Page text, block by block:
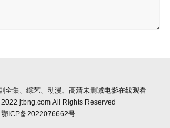
全集、综艺、动漫、高清未删减电影在线观看
jtbng.com All Rights Reserved
鄂ICP备2022076662号